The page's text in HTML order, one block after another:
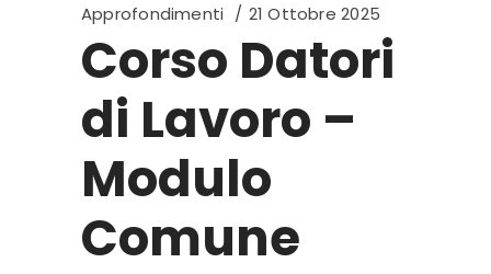
Approfondimenti 21 Ottobre 2025
Corso Datori
di Lavoro –
Modulo
Comune